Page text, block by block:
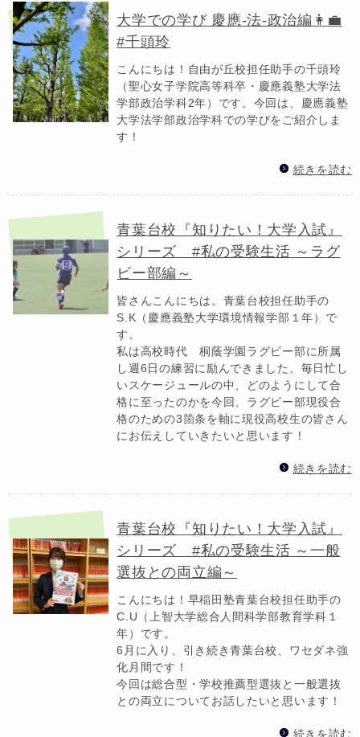
大学での学び 慶應-法-政治編👩‍💼
#千頭玲
こんにちは！自由が丘校担任助手の千頭玲
（聖心女子学院高等科卒・慶應義塾大学法
学部政治学科2年）です。今回は、慶應義塾
大学法学部政治学科での学びをご紹介しま
す！
続きを読む
青葉台校『知りたい！大学入試』
シリーズ #私の受験生活 ～ラグ
ビー部編～
皆さんこんにちは。青葉台校担任助手の
S.K（慶應義塾大学環境情報学部１年）で
す。
私は高校時代 桐蔭学園ラグビー部に所属
し週6日の練習に励んできました。毎日忙し
いスケージュールの中、どのようにして合
格に至ったのかを今回、ラグビー部現役合
格のための3箇条を軸に現役高校生の皆さん
にお伝えしていきたいと思います！
続きを読む
青葉台校『知りたい！大学入試』
シリーズ #私の受験生活 ～一般
選抜との両立編～
こんにちは！早稲田塾青葉台校担任助手の
C.U（上智大学総合人間科学部教育学科１
年）です。
6月に入り、引き続き青葉台校、ワセダネ強
化月間です！
今回は総合型・学校推薦型選抜と一般選抜
との両立についてお話したいと思います！
続きを読む